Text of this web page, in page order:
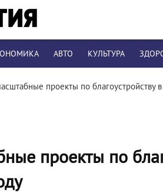
АВТО КУЛЬТУРА
проекты по благоустройству
проекты по